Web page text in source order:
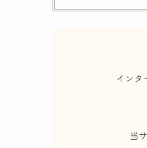
インタ
当